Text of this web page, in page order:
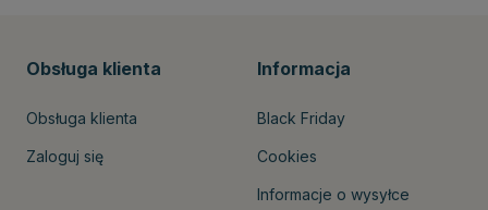
Obsługa klienta
Obsługa klienta
Zaloguj się
Informacja
Black Friday
Cookies
Informacje o wysyłce